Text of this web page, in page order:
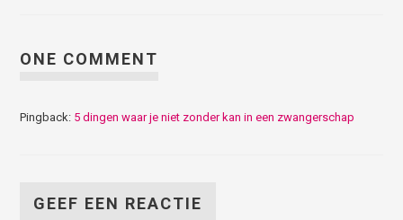
ONE COMMENT
Pingback: 5 dingen waar je niet zonder kan in een zwangerschap
GEEF EEN REACTIE